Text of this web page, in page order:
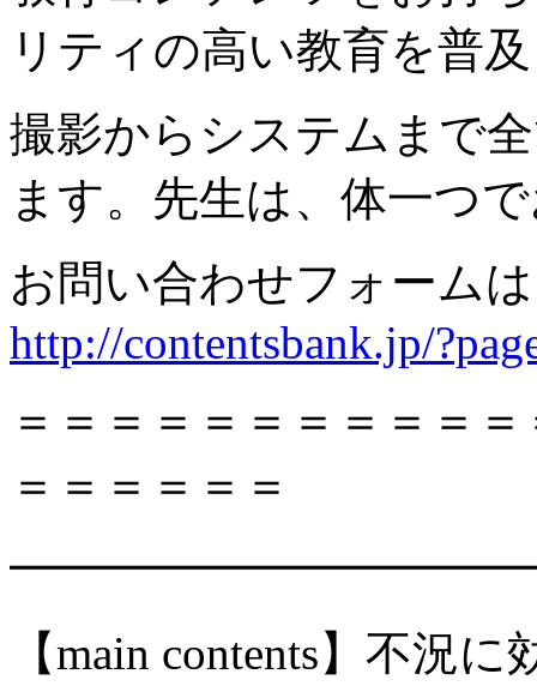
リティの高い教育を普
撮影からシステムまで
ます。先生は、体一つ
お問い合わせフォーム
http://contentsbank.jp/
＝＝＝＝＝＝＝＝＝＝
＝＝＝＝＝＝
【main contents】不況